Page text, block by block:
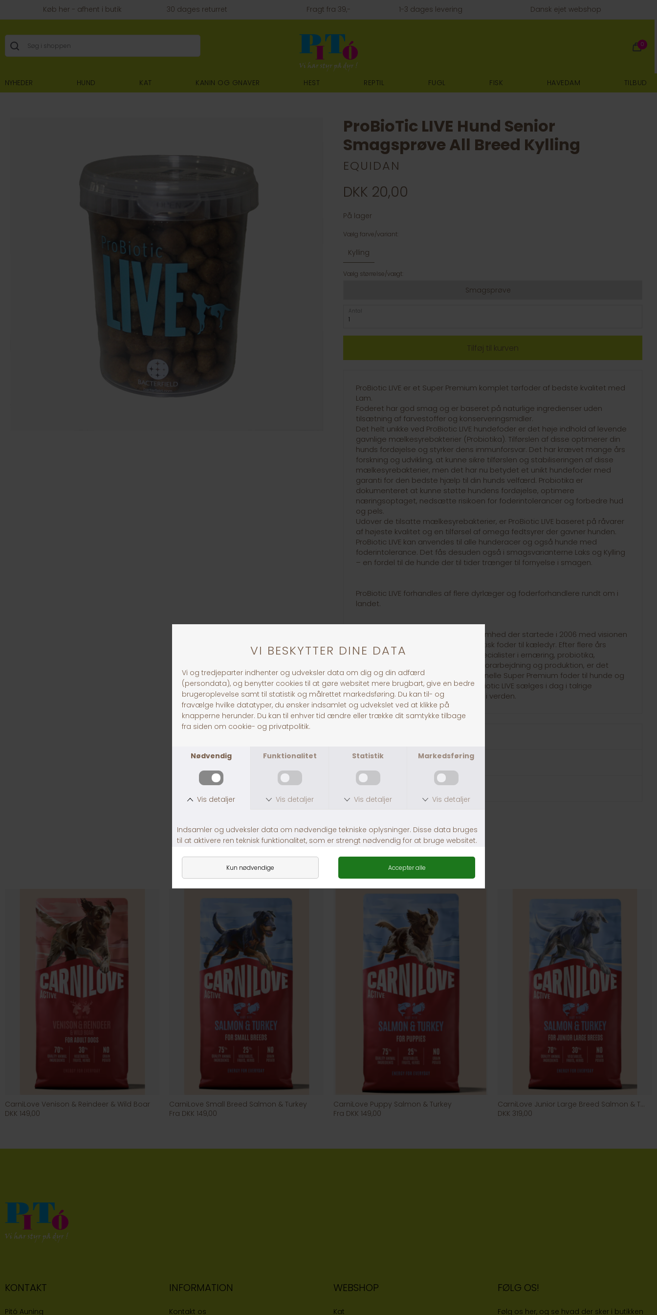
Køb her - afhent i butik 30 dages returret Fragt fra 39,- 1-3 dages levering Dansk ejet webshop
0
NYHEDER HUND KAT KANIN OG GNAVER HEST REPTIL FUGL FISK HAVEDAM TILBUD
ProBioTic LIVE Hund Senior
Smagsprøve All Breed Kylling
EQUIDAN
DKK 20,00
På lager
Vælg farve/variant:
Kylling
Vælg størrelse/vægt:
Smagsprøve
Antal
ProBiotic LIVE er et Super Premium komplet tørfoder af bedste kvalitet med
Lam.
Foderet har god smag og er baseret på naturlige ingredienser uden
tilsætning af farvestoffer og konserveringsmidler.
Det helt unikke ved ProBiotic LIVE hundefoder er det høje indhold af levende
gavnlige mælkesyrebakterier (Probiotika). Tilførslen af disse optimerer din
hunds fordøjelse og styrker dens immunforsvar. Det har krævet mange års
forskning og udvikling, at kunne sikre tilførslen og stabiliseringen af disse
mælkesyrebakterier, men det har nu betydet et unikt hundefoder med
garanti for den bedste hjælp til din hunds velfærd. Probiotika er
dokumenteret at kunne støtte hundens fordøjelse, optimere
næringsoptaget, nedsætte risikoen for foderintolerancer og forbedre hud
og pels.
Udover de tilsatte mælkesyrebakterier, er ProBiotic LIVE baseret på råvarer
af højeste kvalitet og en tilførsel af omega fedtsyrer der gavner hunden.
ProBiotic LIVE kan anvendes til alle hunderacer og også hunde med
foderintolerance. Det fås desuden også i smagsvarianterne Laks og Kylling
– en fordel til de hunde der til tider trænger til fornyelse i smagen.
ProBiotic LIVE forhandles af flere dyrlæger og foderforhandlere rundt om i
landet.
Bacterfield er en tysk baseret virksomhed der startede i 2006 med visionen
om at skabe en unik serie af probiotisk foder til kæledyr. Efter flere års
samarbejde med internationale specialister i ernæring, probiotika,
dyrevelfærd samt avanceret foderforarbejdning og produktion, er det
lykkedes at skabe det første funktionelle Super Premium foder til hunde og
katte indeholdende probiotika. ProBiotic LIVE sælges i dag i talrige
dyreklinikker og pet shops rundt om i verden.
ANDRE KØBTE OGSÅ
CarniLove Venison & Reindeer & Wild Boar
DKK 149,00
CarniLove Small Breed Salmon & Turkey
Fra DKK 149,00
CarniLove Puppy Salmon & Turkey
Fra DKK 149,00
CarniLove Junior Large Breed Salmon & Turkey
DKK 319,00
KONTAKT
Pitó Auning
INFORMATION
Kontakt os
WEBSHOP
Kat
FØLG OS!
Følg os her, og se hvad der sker i butikken